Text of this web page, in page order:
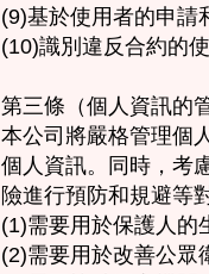
(9)基於使用者的申請
(10)識別違反合約的
第三條（個人資訊的
本公司將嚴格管理個
個人資訊。同時，考
險進行預防和規避等
​(1)需要用於保護人的
(2)需要用於改善公眾